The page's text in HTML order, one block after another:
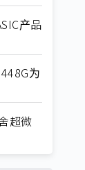
产品
为
超微